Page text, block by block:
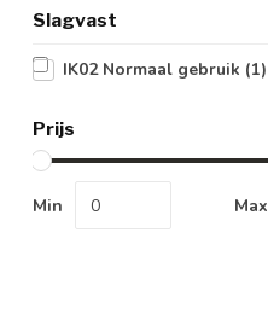
Slagvast
IK02 Normaal gebruik (1)
Prijs
Min Max